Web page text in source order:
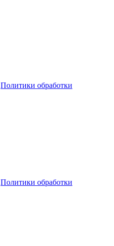
Политики обработки
Политики обработки